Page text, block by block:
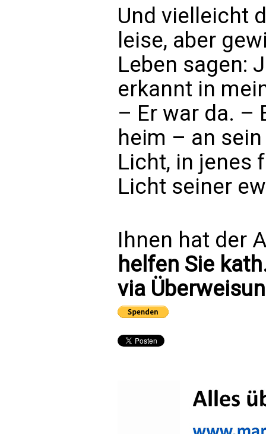
Und vielleicht
leise, aber
Leben sagen:
erkannt in
– Er war da. –
heim – an sein
Licht, in jenes
Licht seiner
Ihnen hat der
helfen Sie
via